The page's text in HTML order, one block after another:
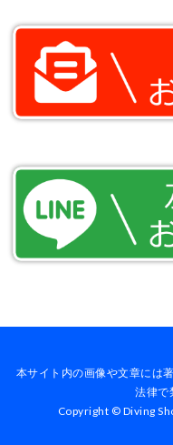
本サイト内の画像や文章には
法律で
Copyright © Diving